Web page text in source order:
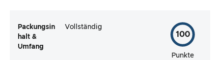
Packungsin
halt &
Umfang
Vollständig
100
Punkte